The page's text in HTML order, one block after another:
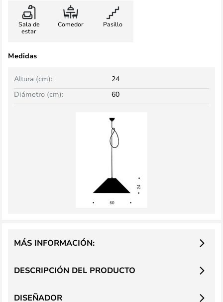
Sala de
estar
Comedor Pasillo
Medidas
Altura (cm):
24
Diámetro (cm):
60
DESCRIPCIÓN DEL PRODUCTO
MÁS INFORMACIÓN:
DISEÑADOR